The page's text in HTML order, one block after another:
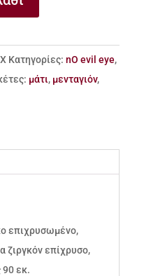
Κατηγορίες: nO evil eye,
μάτι, μενταγιόν,
επιχρυσωμένο,
ζιργκόν επίχρυσο,
90 εκ.